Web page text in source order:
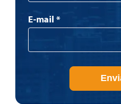
E-mail *